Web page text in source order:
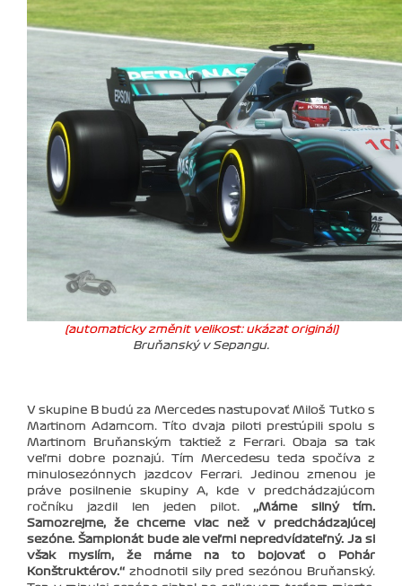
(automaticky změnit velikost: ukázat originál)
Bruňanský v Sepangu.
V skupine B budú za Mercedes nastupovať Miloš Tutko s
Martinom Adamcom. Títo dvaja piloti prestúpili spolu s
Martinom Bruňanským taktiež z Ferrari. Obaja sa tak
veľmi dobre poznajú. Tím Mercedesu teda spočíva z
minulosezónnych jazdcov Ferrari. Jedinou zmenou je
práve posilnenie skupiny A, kde v predchádzajúcom
ročníku jazdil len jeden pilot. ‚‚Máme silný tím.
Samozrejme, že chceme viac než v predchádzajúcej
sezóne. Šampionát bude ale veľmi nepredvídateľný. Ja si
však myslím, že máme na to bojovať o Pohár
Konštruktérov.‘‘ zhodnotil sily pred sezónou Bruňanský.